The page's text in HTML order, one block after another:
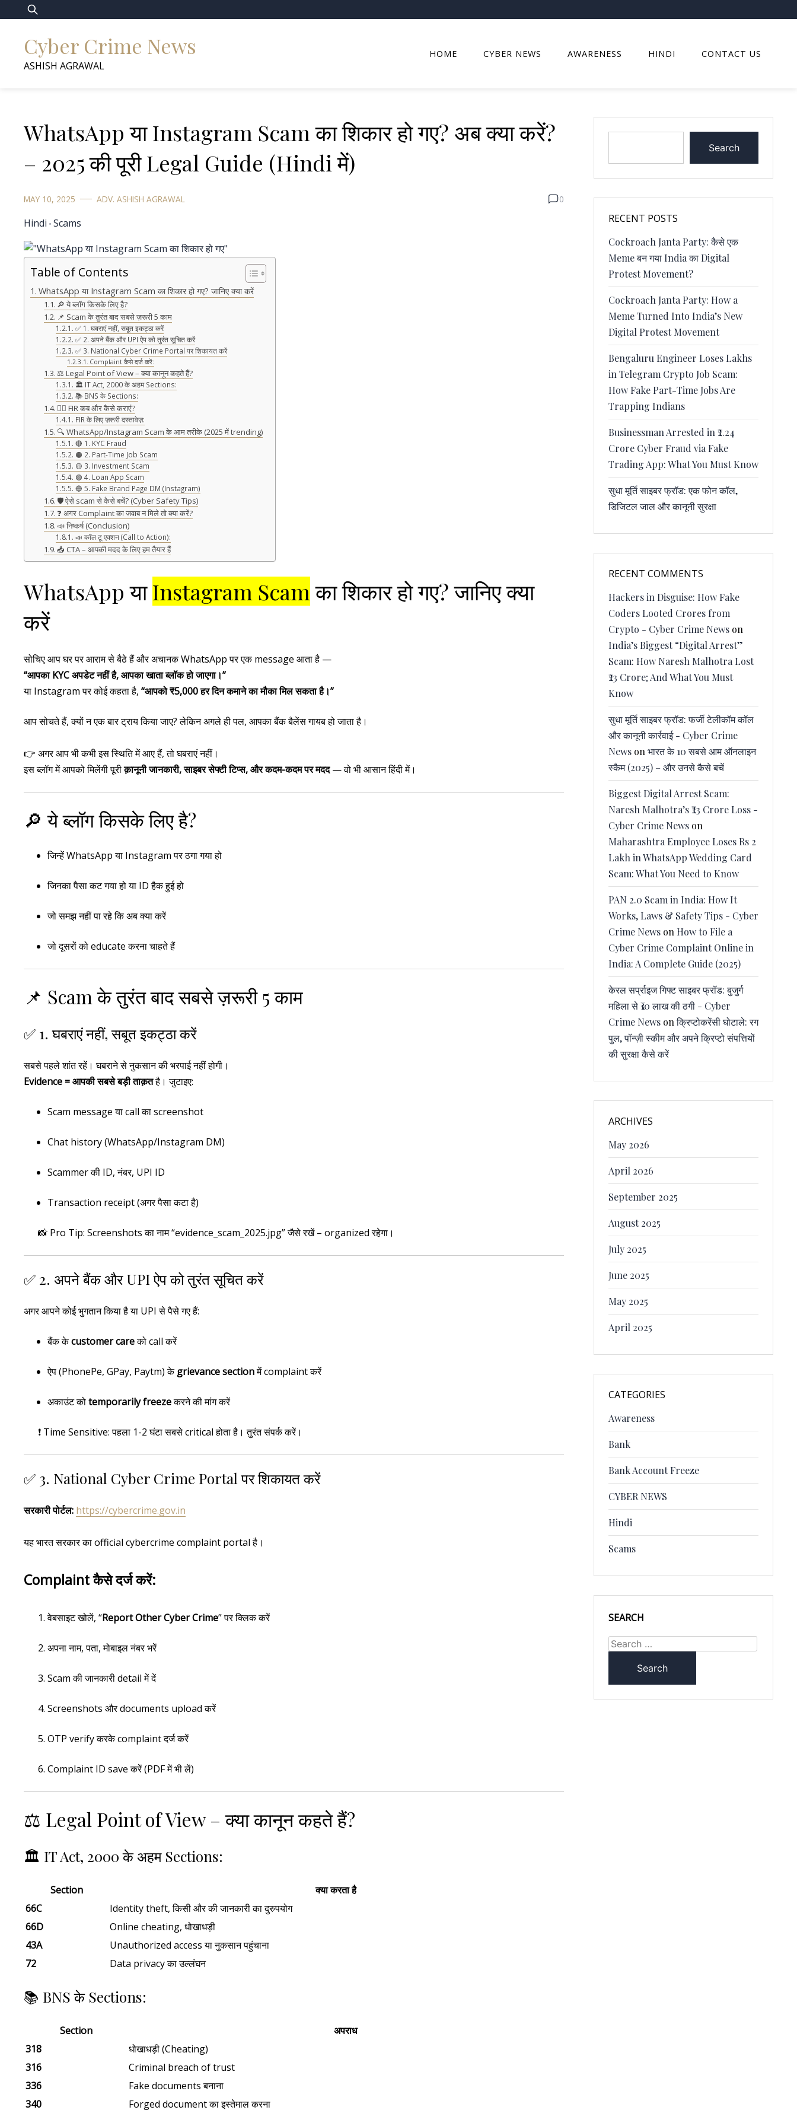
to
content
Search
for:
Cyber Crime News
ASHISH AGRAWAL
HOME CYBER NEWS AWARENESS HINDI CONTACT US
WhatsApp या Instagram Scam का शिकार हो गए? अब क्या करें?
– 2025 की पूरी Legal Guide (Hindi में)
MAY 10, 2025 ADV. ASHISH AGRAWAL 0
Hindi Scams
Table of Contents
WhatsApp या Instagram Scam का शिकार हो गए? जानिए क्या करें
🔎 ये ब्लॉग किसके लिए है?
📌 Scam के तुरंत बाद सबसे ज़रूरी 5 काम
✅ 1. घबराएं नहीं, सबूत इकट्ठा करें
✅ 2. अपने बैंक और UPI ऐप को तुरंत सूचित करें
✅ 3. National Cyber Crime Portal पर शिकायत करें
Complaint कैसे दर्ज करें:
⚖️ Legal Point of View – क्या कानून कहते हैं?
🏛 IT Act, 2000 के अहम Sections:
📚 BNS के Sections:
🏃‍♂️ FIR कब और कैसे कराएं?
FIR के लिए ज़रूरी दस्तावेज़:
🔍 WhatsApp/Instagram Scam के आम तरीके (2025 में trending)
🔴 1. KYC Fraud
🟠 2. Part-Time Job Scam
🟡 3. Investment Scam
🟢 4. Loan App Scam
🔵 5. Fake Brand Page DM (Instagram)
🛡️ ऐसे scam से कैसे बचें? (Cyber Safety Tips)
❓ अगर Complaint का जवाब न मिले तो क्या करें?
📣 निष्कर्ष (Conclusion)
📣 कॉल टू एक्शन (Call to Action):
📥 CTA – आपकी मदद के लिए हम तैयार हैं
WhatsApp याInstagram Scam का शिकार हो गए? जानिए क्या
करें
सोचिए आप घर पर आराम से बैठे हैं और अचानक WhatsApp पर एक message आता है —
“आपका KYC अपडेट नहीं है, आपका खाता ब्लॉक हो जाएगा।”
या Instagram पर कोई कहता है, “आपको ₹5,000 हर दिन कमाने का मौका मिल सकता है।”
आप सोचते हैं, क्यों न एक बार ट्राय किया जाए? लेकिन अगले ही पल, आपका बैंक बैलेंस गायब हो जाता है।
👉 अगर आप भी कभी इस स्थिति में आए हैं, तो घबराएं नहीं।
इस ब्लॉग में आपको मिलेंगी पूरीक़ानूनी जानकारी, साइबर सेफ्टी टिप्स, और कदम-कदम पर मदद— वो भी आसान हिंदी में।
🔎 ये ब्लॉग किसके लिए है?
जिन्हें WhatsApp या Instagram पर ठगा गया हो
जिनका पैसा कट गया हो या ID हैक हुई हो
जो समझ नहीं पा रहे कि अब क्या करें
जो दूसरों को educate करना चाहते हैं
📌 Scam के तुरंत बाद सबसे ज़रूरी 5 काम
✅ 1. घबराएं नहीं, सबूत इकट्ठा करें
सबसे पहले शांत रहें। घबराने से नुकसान की भरपाई नहीं होगी।
Evidence = आपकी सबसे बड़ी ताक़तहै। जुटाइए:
Scam message या call का screenshot
Chat history (WhatsApp/Instagram DM)
Scammer की ID, नंबर, UPI ID
Transaction receipt (अगर पैसा कटा है)
📸 Pro Tip: Screenshots का नाम “evidence_scam_2025.jpg” जैसे रखें – organized रहेगा।
✅ 2. अपने बैंक और UPI ऐप को तुरंत सूचित करें
अगर आपने कोई भुगतान किया है या UPI से पैसे गए हैं:
बैंक केcustomer careको call करें
ऐप (PhonePe, GPay, Paytm) केgrievance sectionमें complaint करें
अकाउंट कोtemporarily freezeकरने की मांग करें
❗ Time Sensitive: पहला 1-2 घंटा सबसे critical होता है। तुरंत संपर्क करें।
✅ 3. National Cyber Crime Portal पर शिकायत करें
सरकारी पोर्टल: https://cybercrime.gov.in
यह भारत सरकार का official cybercrime complaint portal है।
Complaint कैसे दर्ज करें:
वेबसाइट खोलें, “Report Other Cyber Crime” पर क्लिक करें
अपना नाम, पता, मोबाइल नंबर भरें
Scam की जानकारी detail में दें
Screenshots और documents upload करें
OTP verify करके complaint दर्ज करें
Complaint ID save करें (PDF में भी लें)
⚖️ Legal Point of View – क्या कानून कहते हैं?
🏛 IT Act, 2000 के अहम Sections:
Section
क्या करता है
66C
Identity theft, किसी और की जानकारी का दुरुपयोग
66D
Online cheating, धोखाधड़ी
43A
Unauthorized access या नुकसान पहुंचाना
72
Data privacy का उल्लंघन
📚 BNS के Sections:
Section
अपराध
318
धोखाधड़ी (Cheating)
316
Criminal breach of trust
336
Fake documents बनाना
340
Forged document का इस्तेमाल करना
Search
RECENT POSTS
Cockroach Janta Party: कैसे एक
Meme बन गया India का Digital
Protest Movement?
Cockroach Janta Party: How a
Meme Turned Into India’s New
Digital Protest Movement
Bengaluru Engineer Loses Lakhs
in Telegram Crypto Job Scam:
How Fake Part-Time Jobs Are
Trapping Indians
Businessman Arrested in ₹2.24
Crore Cyber Fraud via Fake
Trading App: What You Must Know
सुधा मूर्ति साइबर फ्रॉड: एक फोन कॉल,
डिजिटल जाल और कानूनी सुरक्षा
RECENT COMMENTS
Hackers in Disguise: How Fake
Coders Looted Crores from
Crypto - Cyber Crime Newson
India’s Biggest “Digital Arrest”
Scam: How Naresh Malhotra Lost
₹23 Crore; And What You Must
Know
सुधा मूर्ति साइबर फ्रॉड: फर्जी टेलीकॉम कॉल
और कानूनी कार्रवाई - Cyber Crime
Newson भारत के 10 सबसे आम ऑनलाइन
स्कैम (2025) – और उनसे कैसे बचें
Biggest Digital Arrest Scam:
Naresh Malhotra’s ₹23 Crore Loss -
Cyber Crime Newson
Maharashtra Employee Loses Rs 2
Lakh in WhatsApp Wedding Card
Scam: What You Need to Know
PAN 2.0 Scam in India: How It
Works, Laws & Safety Tips - Cyber
Crime Newson How to File a
Cyber Crime Complaint Online in
India: A Complete Guide (2025)
केरल सर्प्राइज गिफ्ट साइबर फ्रॉड: बुजुर्ग
महिला से ₹10 लाख की ठगी - Cyber
Crime Newsonक्रिप्टोकरेंसी घोटाले: रग
पुल, पॉन्ज़ी स्कीम और अपने क्रिप्टो संपत्तियों
की सुरक्षा कैसे करें
ARCHIVES
May 2026
April 2026
September 2025
August 2025
July 2025
June 2025
May 2025
April 2025
CATEGORIES
Awareness
Bank
Bank Account Freeze
CYBER NEWS
Hindi
Scams
SEARCH
Search